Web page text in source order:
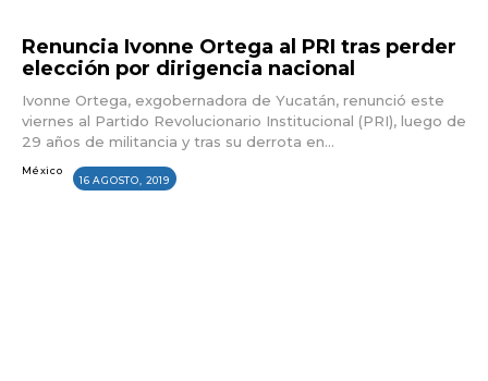
Renuncia Ivonne Ortega al PRI tras perder
elección por dirigencia nacional
Ivonne Ortega, exgobernadora de Yucatán, renunció este
viernes al Partido Revolucionario Institucional (PRI), luego de
29 años de militancia y tras su derrota en...
México
16 AGOSTO, 2019